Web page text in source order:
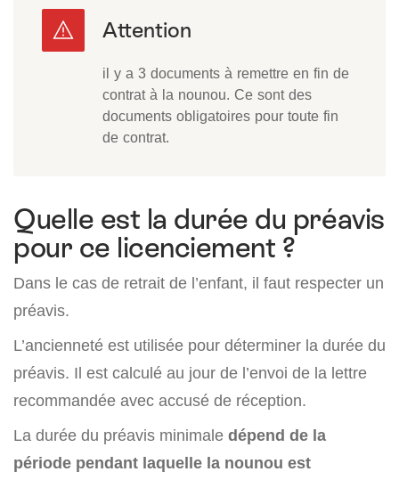
il y a 3 documents à remettre en fin de
contrat à la nounou. Ce sont des
documents obligatoires pour toute fin
de contrat.
Quelle est la durée du préavis
pour ce licenciement ?
Dans le cas de retrait de l’enfant, il faut respecter un
préavis.
L’ancienneté est utilisée pour déterminer la durée du
préavis. Il est calculé au jour de l’envoi de la lettre
recommandée avec accusé de réception.
La durée du préavis minimale dépend de la
période pendant laquelle la nounou est